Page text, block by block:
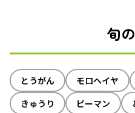
旬
とうがん モロヘイヤ
きゅうり
ピーマン